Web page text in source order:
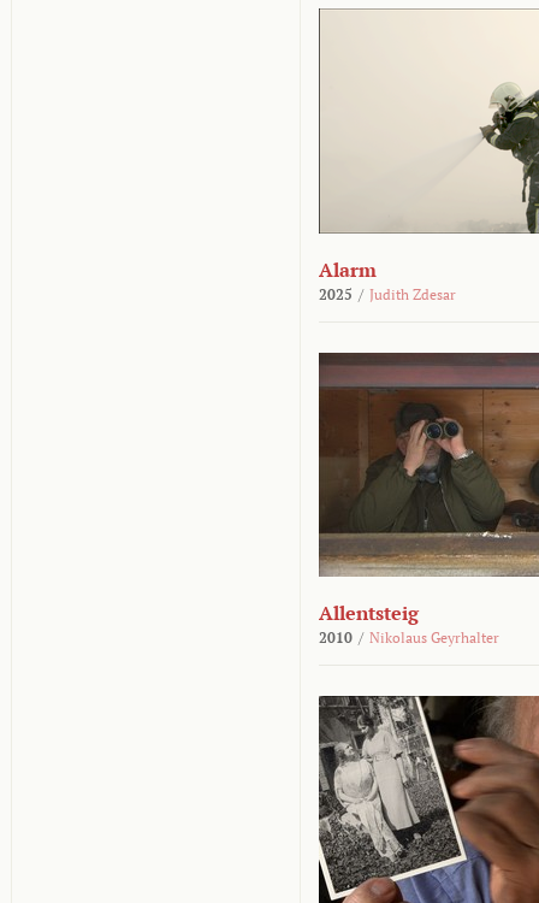
Alarm
2025 / Judith Zdesar
Allentsteig
2010 / Nikolaus Geyrhalter